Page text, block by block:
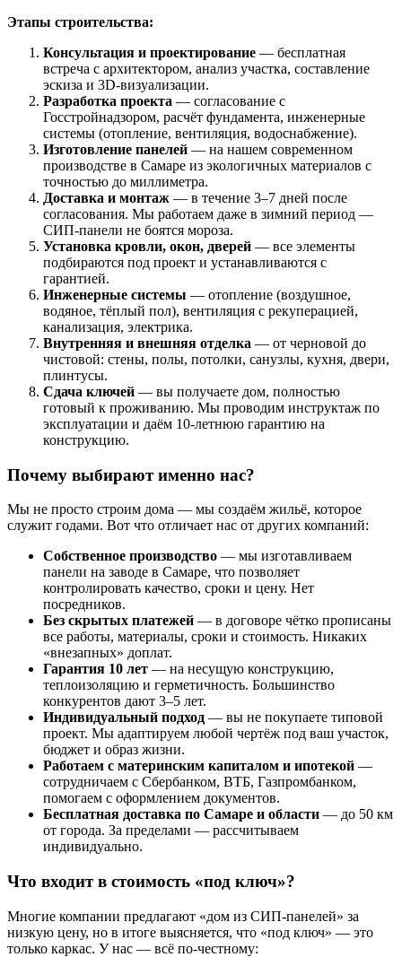
Этапы строительства:
Консультация и проектирование — бесплатная
встреча с архитектором, анализ участка, составление
эскиза и 3D-визуализации.
Разработка проекта — согласование с
Госстройнадзором, расчёт фундамента, инженерные
системы (отопление, вентиляция, водоснабжение).
Изготовление панелей — на нашем современном
производстве в Самаре из экологичных материалов с
точностью до миллиметра.
Доставка и монтаж — в течение 3–7 дней после
согласования. Мы работаем даже в зимний период —
СИП-панели не боятся мороза.
Установка кровли, окон, дверей — все элементы
подбираются под проект и устанавливаются с
гарантией.
Инженерные системы — отопление (воздушное,
водяное, тёплый пол), вентиляция с рекуперацией,
канализация, электрика.
Внутренняя и внешняя отделка — от черновой до
чистовой: стены, полы, потолки, санузлы, кухня, двери,
плинтусы.
Сдача ключей — вы получаете дом, полностью
готовый к проживанию. Мы проводим инструктаж по
эксплуатации и даём 10-летнюю гарантию на
конструкцию.
Почему выбирают именно нас?
Мы не просто строим дома — мы создаём жильё, которое
служит годами. Вот что отличает нас от других компаний:
Собственное производство — мы изготавливаем
панели на заводе в Самаре, что позволяет
контролировать качество, сроки и цену. Нет
посредников.
Без скрытых платежей — в договоре чётко прописаны
все работы, материалы, сроки и стоимость. Никаких
«внезапных» доплат.
Гарантия 10 лет — на несущую конструкцию,
теплоизоляцию и герметичность. Большинство
конкурентов дают 3–5 лет.
Индивидуальный подход — вы не покупаете типовой
проект. Мы адаптируем любой чертёж под ваш участок,
бюджет и образ жизни.
Работаем с материнским капиталом и ипотекой —
сотрудничаем с Сбербанком, ВТБ, Газпромбанком,
помогаем с оформлением документов.
Бесплатная доставка по Самаре и области — до 50 км
от города. За пределами — рассчитываем
индивидуально.
Что входит в стоимость «под ключ»?
Многие компании предлагают «дом из СИП-панелей» за
низкую цену, но в итоге выясняется, что «под ключ» — это
только каркас. У нас — всё по-честному: